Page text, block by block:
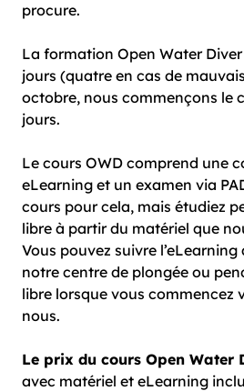
procure.
La formation Open Water
jours (quatre en cas de
octobre, nous commençons le
jours.
Le cours OWD comprend une
eLearning et un examen via
cours pour cela, mais étudiez
libre à partir du matériel que
Vous pouvez suivre
notre centre de plongée ou
libre lorsque vous commencez
nous.
Le prix du cours Open Water
avec matériel et eLearning